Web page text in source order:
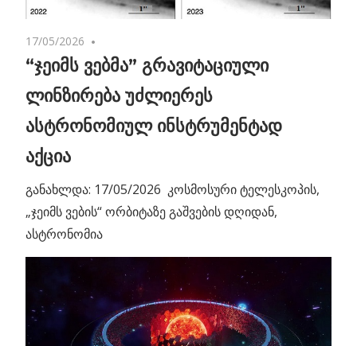
17/05/2026
“ჯეიმს ვებმა” გრავიტაციული
ლინზირება უძლიერეს
ასტრონომიულ ინსტრუმენტად
აქცია
განახლდა: 17/05/2026 კოსმოსური ტელესკოპის,
„ჯეიმს ვების“ ორბიტაზე გაშვების დღიდან,
ასტრონომია